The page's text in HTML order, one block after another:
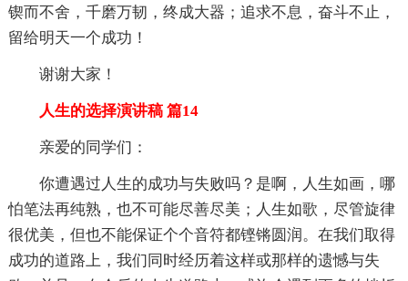
锲而不舍，千磨万韧，终成大器；追求不息，奋斗不止，
留给明天一个成功！
谢谢大家！
人生的选择演讲稿 篇14
亲爱的同学们：
你遭遇过人生的成功与失败吗？是啊，人生如画，哪
怕笔法再纯熟，也不可能尽善尽美；人生如歌，尽管旋律
很优美，但也不能保证个个音符都铿锵圆润。在我们取得
成功的道路上，我们同时经历着这样或那样的遗憾与失